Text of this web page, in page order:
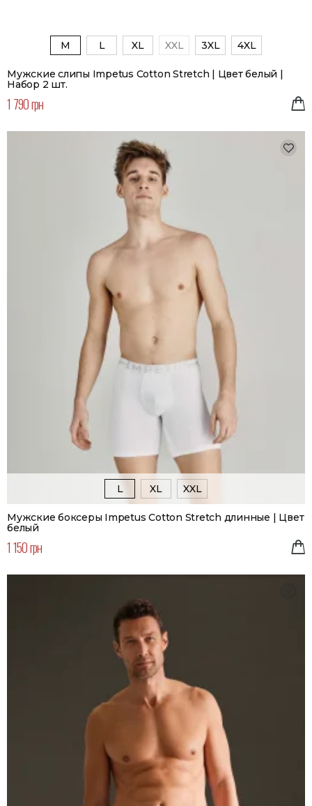
M L XL XXL 3XL 4XL
Мужские слипы Impetus Cotton Stretch | Цвет белый |
Набор 2 шт.
1 790 грн
L XL XXL
Мужские боксеры Impetus Cotton Stretch длинные | Цвет
белый
1 150 грн